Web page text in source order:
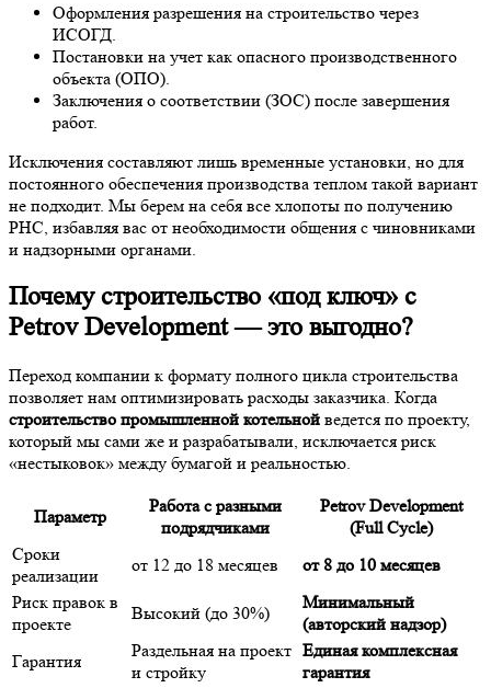
Оформления разрешения на строительство через
ИСОГД.
Постановки на учет как опасного производственного
объекта (ОПО).
Заключения о соответствии (ЗОС) после завершения
работ.
Исключения составляют лишь временные установки, но для
постоянного обеспечения производства теплом такой вариант
не подходит. Мы берем на себя все хлопоты по получению
РНС, избавляя вас от необходимости общения с чиновниками
и надзорными органами.
Почему строительство «под ключ» с
Petrov Development — это выгодно?
Переход компании к формату полного цикла строительства
позволяет нам оптимизировать расходы заказчика. Когда
строительство промышленной котельной ведется по проекту,
который мы сами же и разрабатывали, исключается риск
«нестыковок» между бумагой и реальностью.
Параметр
Работа с разными
подрядчиками
Petrov Development
(Full Cycle)
Сроки
реализации
от 12 до 18 месяцев
от 8 до 10 месяцев
Риск правок в
проекте
Высокий (до 30%)
Минимальный
(авторский надзор)
Гарантия
Раздельная на проект
и стройку
Единая комплексная
гарантия